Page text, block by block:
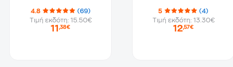
4.8
(69)
Τιμή εκδότη: 15.50€
11 ,38€
5
(4)
Τιμή εκδότη: 13.30€
12,57€